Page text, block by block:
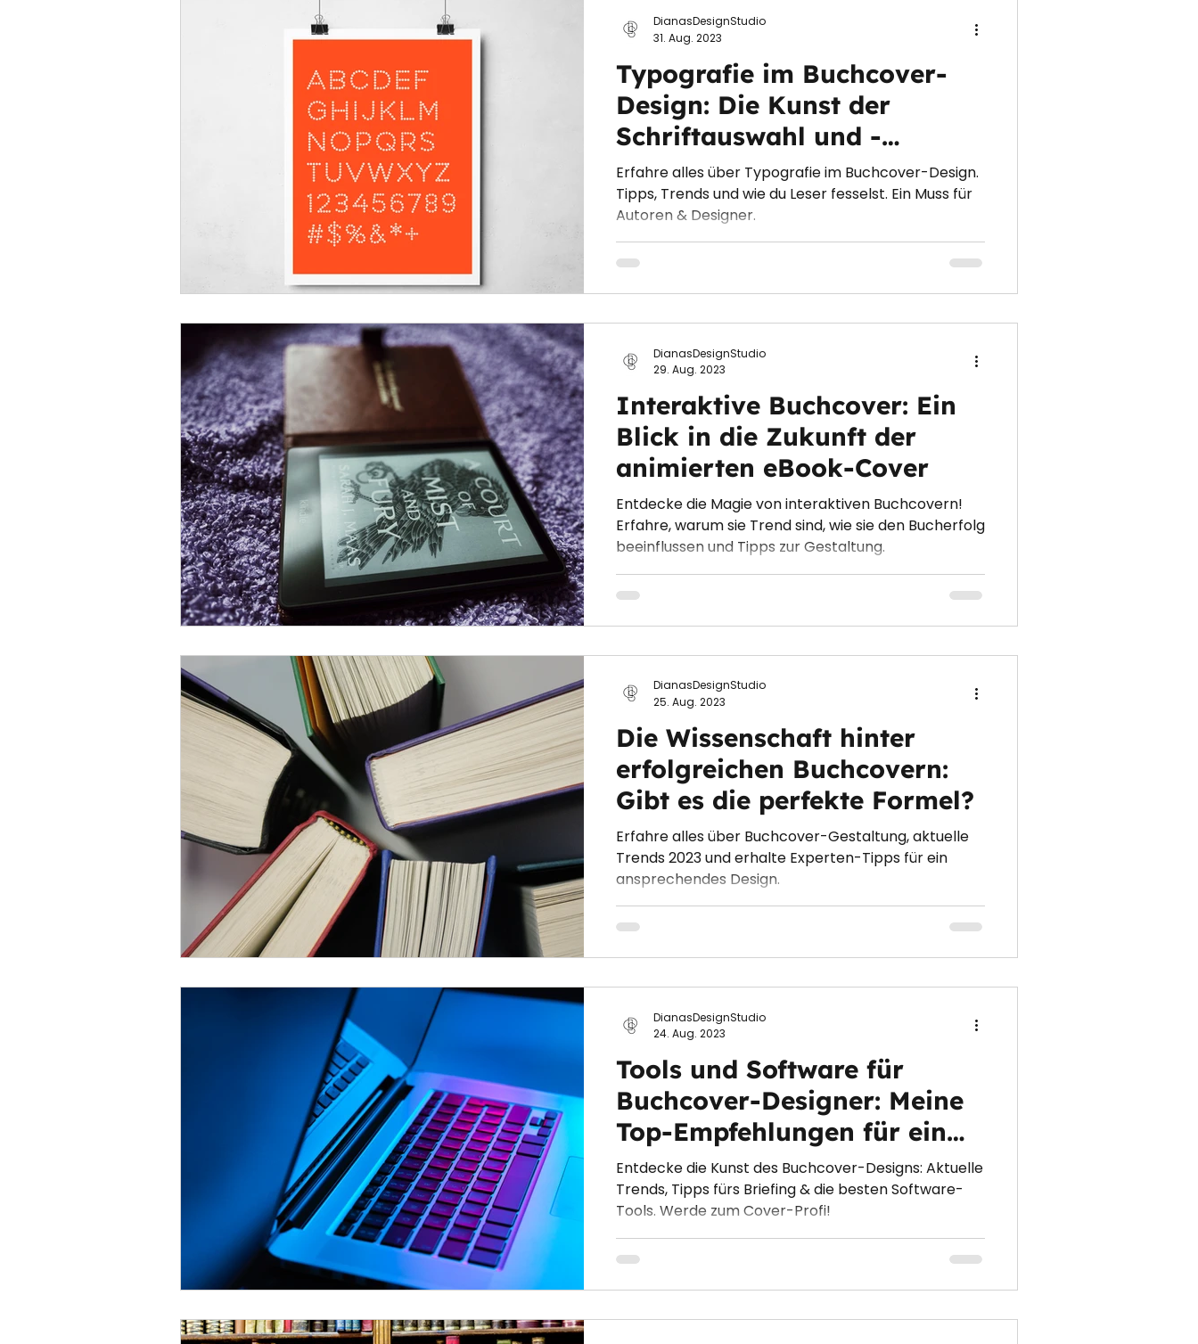
Typografie im Buchcover-
Design: Die Kunst der
Schriftauswahl und -
anordnung
Erfahre alles über Typografie im Buchcover-Design.
Tipps, Trends und wie du Leser fesselst. Ein Muss für
Autoren & Designer.
DianasDesignStudio
31. Aug. 2023
Interaktive Buchcover: Ein
Blick in die Zukunft der
animierten eBook-Cover
Entdecke die Magie von interaktiven Buchcovern!
Erfahre, warum sie Trend sind, wie sie den Bucherfolg
beeinflussen und Tipps zur Gestaltung.
DianasDesignStudio
29. Aug. 2023
Die Wissenschaft hinter
erfolgreichen Buchcovern:
Gibt es die perfekte Formel?
Erfahre alles über Buchcover-Gestaltung, aktuelle
Trends 2023 und erhalte Experten-Tipps für ein
ansprechendes Design.
DianasDesignStudio
25. Aug. 2023
Tools und Software für
Buchcover-Designer: Meine
Top-Empfehlungen für ein
professionelles Design
Entdecke die Kunst des Buchcover-Designs: Aktuelle
Trends, Tipps fürs Briefing & die besten Software-
Tools. Werde zum Cover-Profi!
DianasDesignStudio
24. Aug. 2023